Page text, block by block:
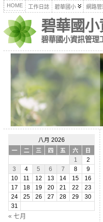
HOME 工作日誌 碧華國小 網路管
碧華國
碧華國小資訊管理
八月 2026
一
二 三 四 五 六
日
1
2
3
4 5 6 7 8
9
10
11 12 13 14 15
16
17
18 19 20 21 22
23
24
25 26 27 28 29
30
31
« 七月